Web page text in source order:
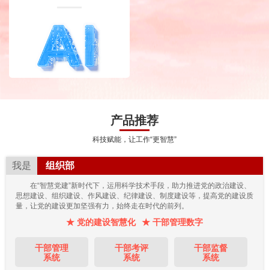
产品推荐
科技赋能，让工作“更智慧”
我是 组织部
在“智慧党建”新时代下，运用科学技术手段，助力推进党的政治建设、
思想建设、组织建设、作风建设、纪律建设、制度建设等，提高党的建设质
量，让党的建设更加坚强有力，始终走在时代的前列。
★ 党的建设智慧化 ★ 干部管理数字
干部管理
系统
干部考评
系统
干部监督
系统